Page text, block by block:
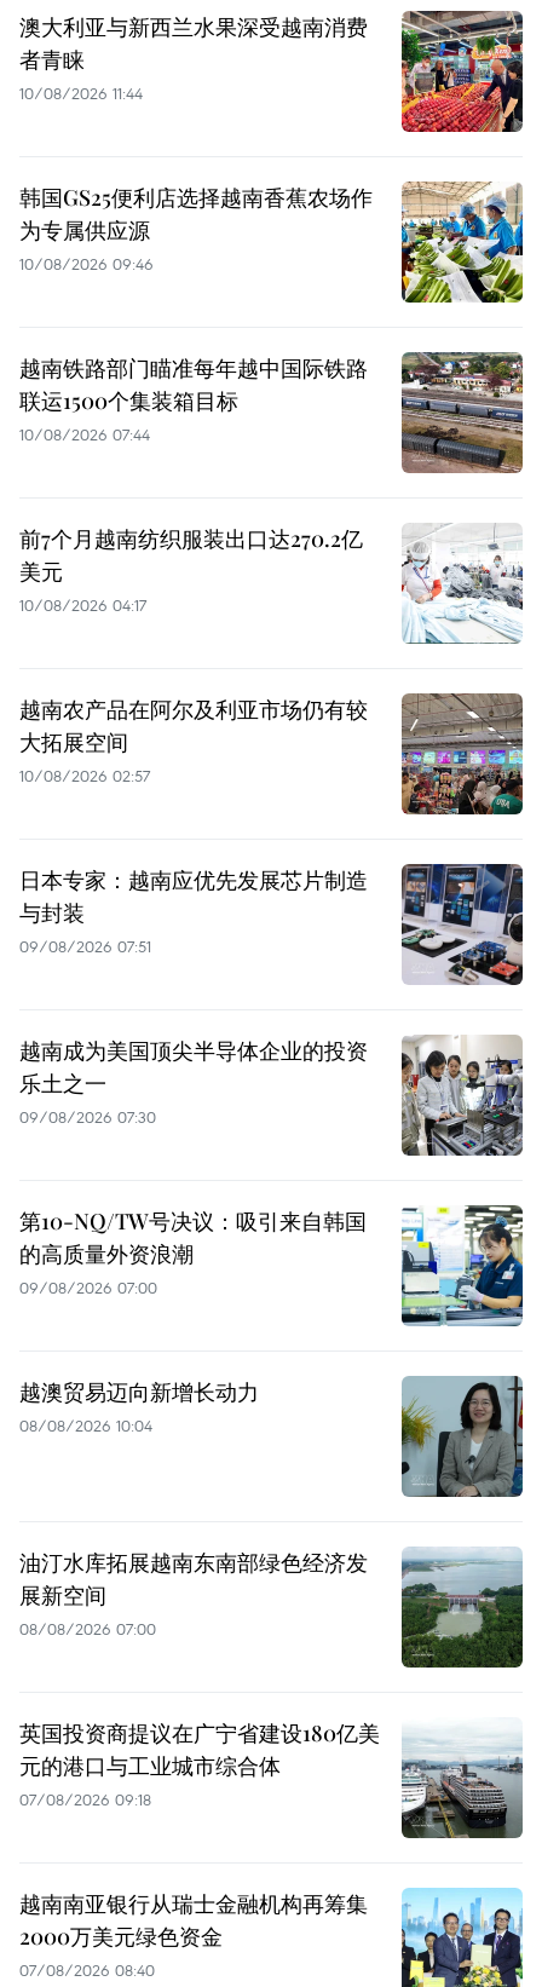
澳大利亚与新西兰水果深受越南消费
者青睐
10/08/2026 11:44
韩国GS25便利店选择越南香蕉农场作
为专属供应源
10/08/2026 09:46
越南铁路部门瞄准每年越中国际铁路
联运1500个集装箱目标
10/08/2026 07:44
前7个月越南纺织服装出口达270.2亿
美元
10/08/2026 04:17
越南农产品在阿尔及利亚市场仍有较
大拓展空间
10/08/2026 02:57
日本专家：越南应优先发展芯片制造
与封装
09/08/2026 07:51
越南成为美国顶尖半导体企业的投资
乐土之一
09/08/2026 07:30
第10-NQ/TW号决议：吸引来自韩国
的高质量外资浪潮
09/08/2026 07:00
越澳贸易迈向新增长动力
08/08/2026 10:04
油汀水库拓展越南东南部绿色经济发
展新空间
08/08/2026 07:00
英国投资商提议在广宁省建设180亿美
元的港口与工业城市综合体
07/08/2026 09:18
越南南亚银行从瑞士金融机构再筹集
2000万美元绿色资金
07/08/2026 08:40